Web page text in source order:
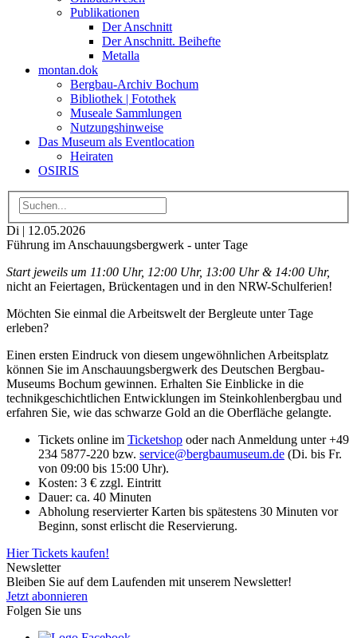
Publikationen
Der Anschnitt
Der Anschnitt. Beihefte
Metalla
montan.dok
Bergbau-Archiv Bochum
Bibliothek | Fotothek
Museale Sammlungen
Nutzungshinweise
Das Museum als Eventlocation
Heiraten
OSIRIS
Di | 12.05.2026
Führung im Anschauungsbergwerk - unter Tage
Start jeweils um 11:00 Uhr, 12:00 Uhr, 13:00 Uhr & 14:00 Uhr,
nicht an Feiertagen, Brückentagen und in den NRW-Schulferien!
Möchten Sie einmal die Arbeitswelt der Bergleute unter Tage
erleben?
Einen ersten Eindruck von diesem ungewöhnlichen Arbeitsplatz
können Sie im Anschauungsbergwerk des Deutschen Bergbau-
Museums Bochum gewinnen. Erhalten Sie Einblicke in die
technikgeschichtlichen Entwicklungen im Steinkohlenbergbau und
erfahren Sie, wie das schwarze Gold an die Oberfläche gelangte.
Tickets online im Ticketshop oder nach Anmeldung unter +49
234 5877-220 bzw. service@bergbaumuseum.de (Di. bis Fr.
von 09:00 bis 15:00 Uhr).
Kosten: 3 € zzgl. Eintritt
Dauer: ca. 40 Minuten
Abholung reservierter Karten bis spätestens 30 Minuten vor
Beginn, sonst erlischt die Reservierung.
Hier Tickets kaufen!
Newsletter
Bleiben Sie auf dem Laufenden mit unserem Newsletter!
Jetzt abonnieren
Folgen Sie uns